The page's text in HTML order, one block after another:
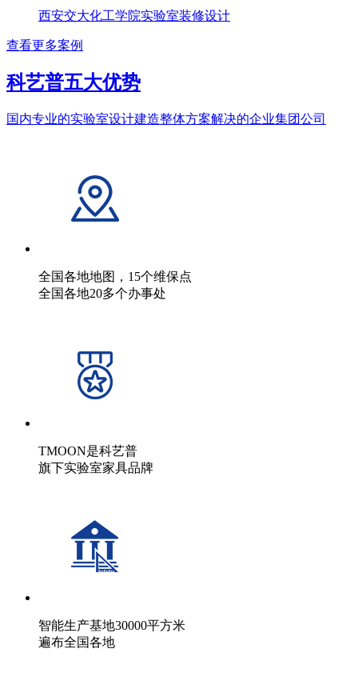
西安交大化工学院实验室装修设计
查看更多案例
科艺普五大优势
国内专业的实验室设计建造整体方案解决的企业集团公司
全国各地地图，15个维保点
全国各地20多个办事处
TMOON是科艺普
旗下实验室家具品牌
智能生产基地30000平方米
遍布全国各地